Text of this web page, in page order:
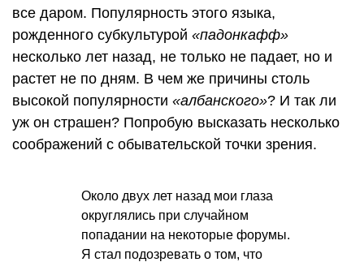
все даром. Популярность этого языка,
рожденного субкультурой «падонкафф»
несколько лет назад, не только не падает, но и
растет не по дням. В чем же причины столь
высокой популярности «албанского»? И так ли
уж он страшен? Попробую высказать несколько
соображений с обывательской точки зрения.
Около двух лет назад мои глаза
округлялись при случайном
попадании на некоторые форумы.
Я стал подозревать о том, что